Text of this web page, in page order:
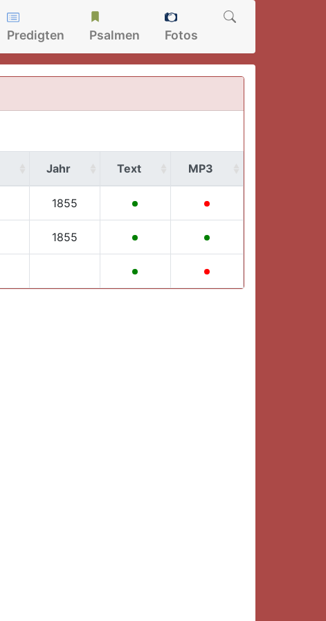
Predigten Psalmen Fotos
Jahr Text MP3
1855
1855